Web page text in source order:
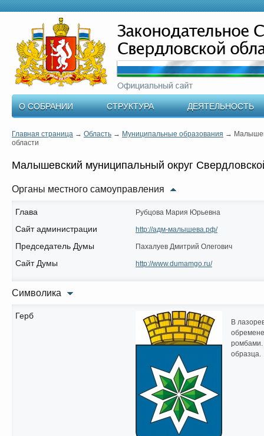
О СОБРАНИИ СТРУКТУРА ДЕЯТЕЛЬНОСТЬ
Главная страница → Область → Муниципальные образования →
области
Малышевский муниципальный округ
Органы местного самоуправления
Глава Рубцова Мария Юрьевна
Сайт администрации http://адм-малышева.рф/
Председатель Думы Пахалуев Дмитрий Олегович
Сайт Думы http://www.dumamgo.ru/
Символика
Герб
В
ромбами.
образца.